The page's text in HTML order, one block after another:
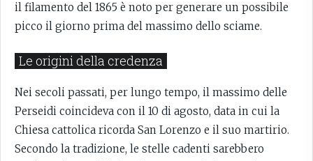
il filamento del 1865 è noto per generare un possibile
picco il giorno prima del massimo dello sciame.
Le origini della credenza
Nei secoli passati, per lungo tempo, il massimo delle
Perseidi coincideva con il 10 di agosto, data in cui la
Chiesa cattolica ricorda San Lorenzo e il suo martirio.
Secondo la tradizione, le stelle cadenti sarebbero